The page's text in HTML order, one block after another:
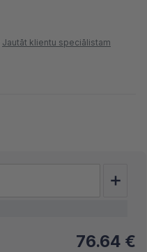
Jautāt klientu speciālistam
76.64 €